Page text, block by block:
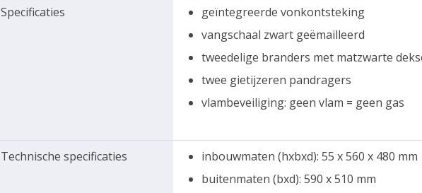
Specificaties
geïntegreerde vonkontsteking
vangschaal zwart geëmailleerd
tweedelige branders met matzwarte
twee gietijzeren pandragers
vlambeveiliging: geen vlam = geen gas
Technische specificaties
inbouwmaten (hxbxd): 55 x 560 x 480 mm
buitenmaten (bxd): 590 x 510 mm